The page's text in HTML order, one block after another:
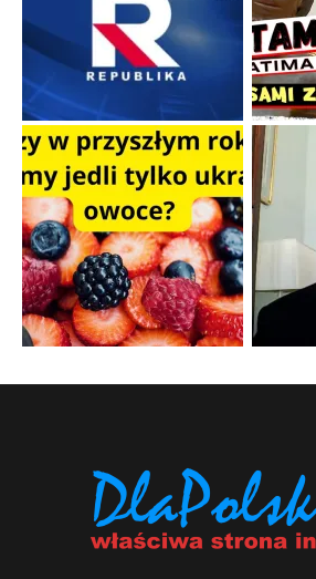
Rodzinna polemika wokół sakr w Écône....
Popularne